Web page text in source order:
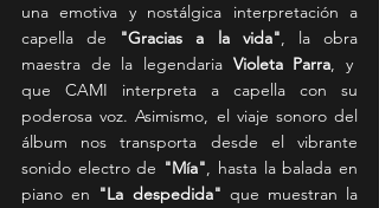
una emotiva y nostálgica interpretación a
capella de "Gracias a la vida", la obra
maestra de la legendaria Violeta Parra, y
que CAMI interpreta a capella con su
poderosa voz. Asimismo, el viaje sonoro del
álbum nos transporta desde el vibrante
sonido electro de "Mía", hasta la balada en
piano en "La despedida" que muestran la